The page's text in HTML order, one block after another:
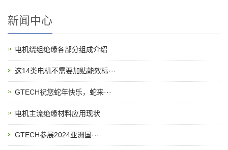
新闻中心
电机绕组绝缘各部分组成介绍
这14类电机不需要加贴能效标···
GTECH祝您蛇年快乐，蛇来···
电机主流绝缘材料应用现状
GTECH参展2024亚洲国···